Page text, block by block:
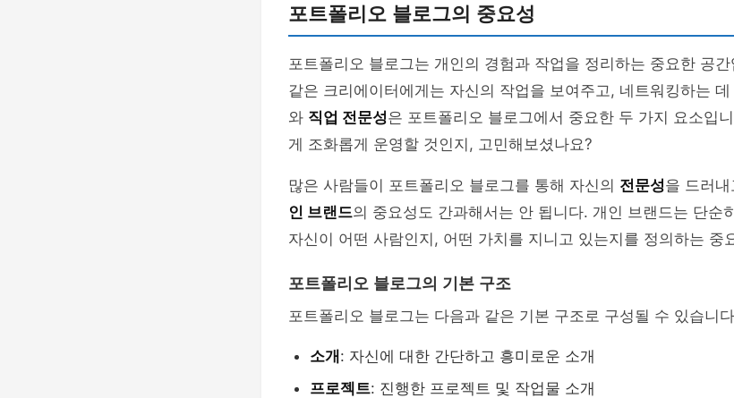
포트폴리오 블로그의 중요성
포트폴리오 블로그는 개인의 경험과 작업을 정리하는 중요한 공간
같은 크리에이터에게는 자신의 작업을 보여주고, 네트워킹하는
와 직업 전문성은 포트폴리오 블로그에서 중요한 두 가지 요소입
게 조화롭게 운영할 것인지, 고민해보셨나요?
많은 사람들이 포트폴리오 블로그를 통해 자신의 전문성을 드러
인 브랜드의 중요성도 간과해서는 안 됩니다. 개인 브랜드는 단순
자신이 어떤 사람인지, 어떤 가치를 지니고 있는지를 정의하는 중
포트폴리오 블로그의 기본 구조
포트폴리오 블로그는 다음과 같은 기본 구조로 구성될 수 있습니
소개 : 자신에 대한 간단하고 흥미로운 소개
프로젝트: 진행한 프로젝트 및 작업물 소개